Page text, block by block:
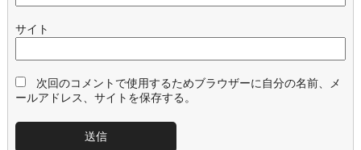
サイト
次回のコメントで使用するためブラウザーに自分の名前、メ
ールアドレス、サイトを保存する。